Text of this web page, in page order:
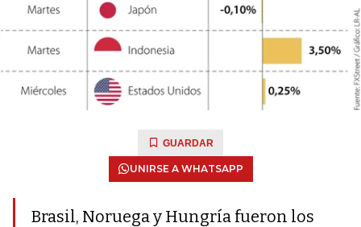
GUARDAR
UNIRSE A WHATSAPP
Brasil, Noruega y Hungría fueron los